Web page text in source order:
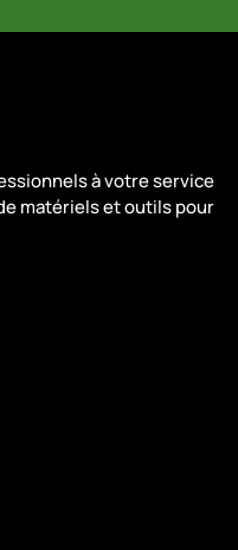
à votre service
matériels et outils pour